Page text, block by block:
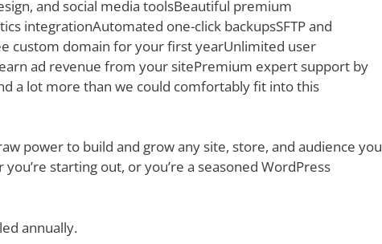
and social media toolsBeautiful premium
integrationAutomated one-click backupsSFTP and
custom domain for your first yearUnlimited user
ad revenue from your sitePremium expert support by
a lot more than we could comfortably fit into this
power to build and grow any site, store, and audience you
starting out, or you’re a seasoned WordPress
annually.